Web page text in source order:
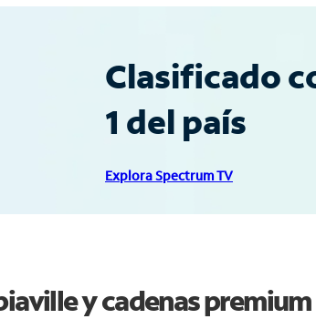
Clasificado
1 del país
Explora Spectrum TV
y cadenas premium